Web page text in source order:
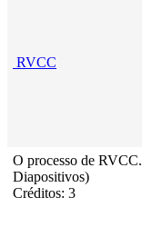
RVCC
O processo de
Diapositivos)
Créditos: 3